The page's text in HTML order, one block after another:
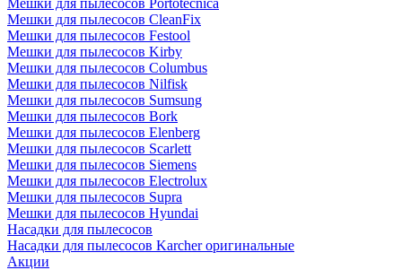
Мешки для пылесосов Portotecnica
Мешки для пылесосов CleanFix
Мешки для пылесосов Festool
Мешки для пылесосов Kirby
Мешки для пылесосов Columbus
Мешки для пылесосов Nilfisk
Мешки для пылесосов Sumsung
Мешки для пылесосов Bork
Мешки для пылесосов Elenberg
Мешки для пылесосов Scarlett
Мешки для пылесосов Siemens
Мешки для пылесосов Electrolux
Мешки для пылесосов Supra
Мешки для пылесосов Hyundai
Насадки для пылесосов
Насадки для пылесосов Karcher оригинальные
Акции